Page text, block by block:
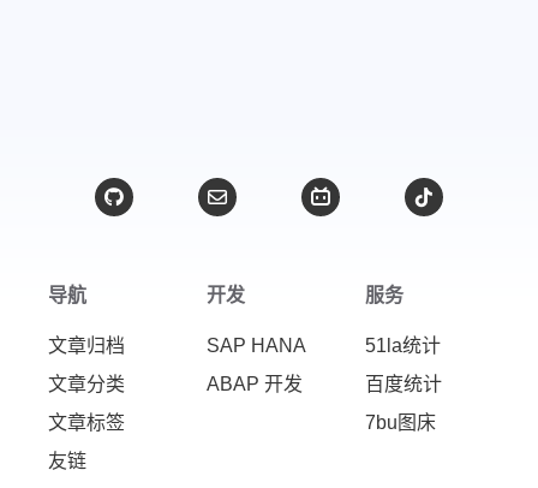
导航
文章归档
文章分类
文章标签
友链
开发
SAP HANA
ABAP 开发
服务
51la统计
百度统计
7bu图床